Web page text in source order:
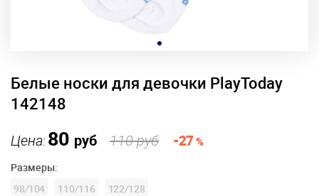
Белые носки для девочки PlayToday
142148
Цена:80 руб 110 руб -27%
Размеры:
98/104 110/116 122/128